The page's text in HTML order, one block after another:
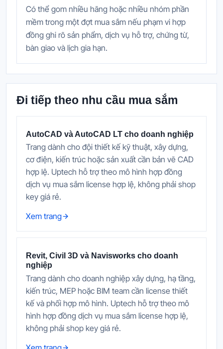
Có thể gom nhiều hãng hoặc nhiều nhóm phần
mềm trong một đợt mua sắm nếu phạm vi hợp
đồng ghi rõ sản phẩm, dịch vụ hỗ trợ, chứng từ,
bàn giao và lịch gia hạn.
Đi tiếp theo nhu cầu mua sắm
AutoCAD và AutoCAD LT cho doanh nghiệp
Trang dành cho đội thiết kế kỹ thuật, xây dựng,
cơ điện, kiến trúc hoặc sản xuất cần bản vẽ CAD
hợp lệ. Uptech hỗ trợ theo mô hình hợp đồng
dịch vụ mua sắm license hợp lệ, không phải shop
key giá rẻ.
Xem trang
Revit, Civil 3D và Navisworks cho doanh
nghiệp
Trang dành cho doanh nghiệp xây dựng, hạ tầng,
kiến trúc, MEP hoặc BIM team cần license thiết
kế và phối hợp mô hình. Uptech hỗ trợ theo mô
hình hợp đồng dịch vụ mua sắm license hợp lệ,
không phải shop key giá rẻ.